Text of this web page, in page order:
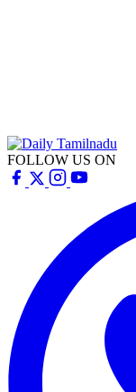
FOLLOW US ON